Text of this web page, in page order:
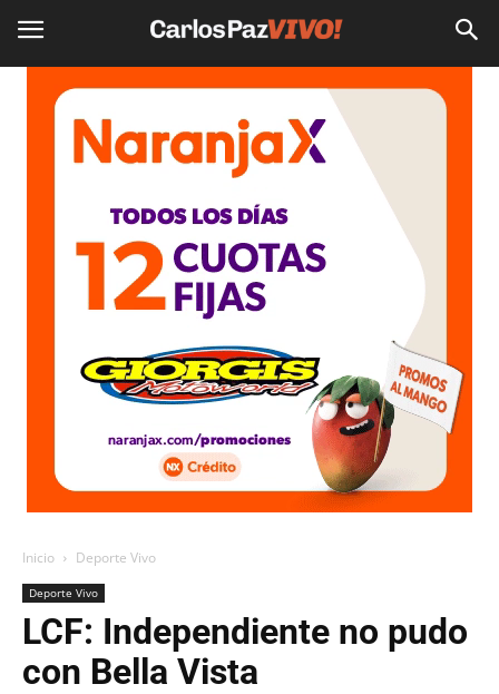
Inicio Deporte Vivo
Deporte Vivo
LCF: Independiente no pudo
con Bella Vista